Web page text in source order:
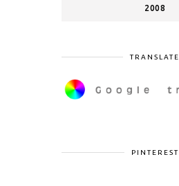
2008
TRANSLATE
PINTEREST